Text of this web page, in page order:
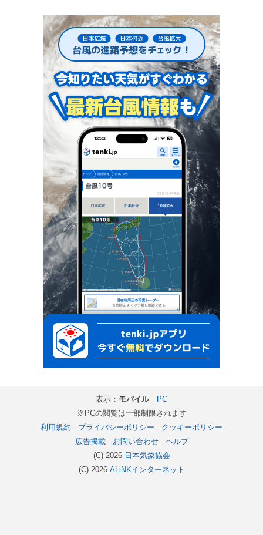
表示： モバイル｜
PC
※PCの閲覧は一部制限されます
利用規約 - プライバシーポリシー - クッキーポリシー
広告掲載- お問い合わせ- ヘルプ
(C) 2026 日本気象協会
(C) 2026 ALiNKインターネット